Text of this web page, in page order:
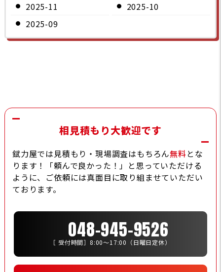
2025-11
2025-10
2025-09
相見積もり大歓迎です
錻力屋では見積もり・現場調査はもちろん無料とな
ります！「頼んで良かった！」と思っていただける
ように、ご依頼には真面目に取り組ませていただい
ております。
048-945-9526
［ 受付時間］8:00〜17:00（日曜日定休）